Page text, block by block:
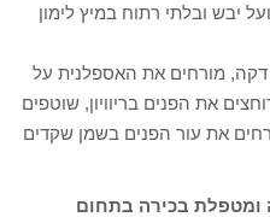
שועל יבש ובלתי רתוח במיץ לימון
מורחים את האספלנית על
לאחר 20 דקות רוחצים את הפנים בריוויון, שוטפים
את עור הפנים בשמן שקדים
ומטפלת בכירה בתחום